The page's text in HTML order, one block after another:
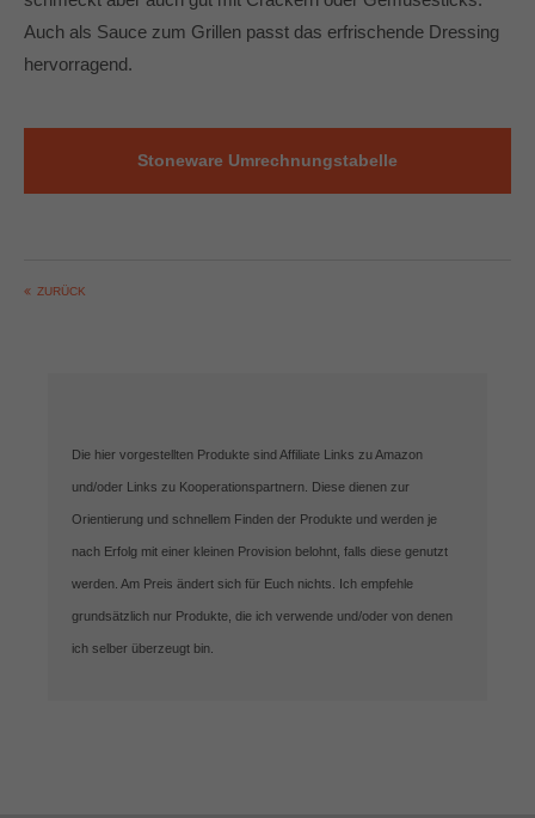
Auch als Sauce zum Grillen passt das erfrischende Dressing
hervorragend.
Stoneware Umrechnungstabelle
ZURÜCK
Die hier vorgestellten Produkte sind Affiliate Links zu Amazon
und/oder Links zu Kooperationspartnern. Diese dienen zur
Orientierung und schnellem Finden der Produkte und werden je
nach Erfolg mit einer kleinen Provision belohnt, falls diese genutzt
werden. Am Preis ändert sich für Euch nichts. Ich empfehle
grundsätzlich nur Produkte, die ich verwende und/oder von denen
ich selber überzeugt bin.